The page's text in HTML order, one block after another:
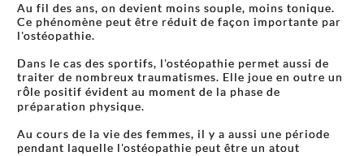
Au fil des ans, on devient moins souple, moins tonique.
Ce phénomène peut être réduit de façon importante par
l'ostéopathie.
Dans le cas des sportifs, l'ostéopathie permet aussi de
traiter de nombreux traumatismes. Elle joue en outre un
rôle positif évident au moment de la phase de
préparation physique.
Au cours de la vie des femmes, il y a aussi une période
pendant laquelle l'ostéopathie peut être un atout